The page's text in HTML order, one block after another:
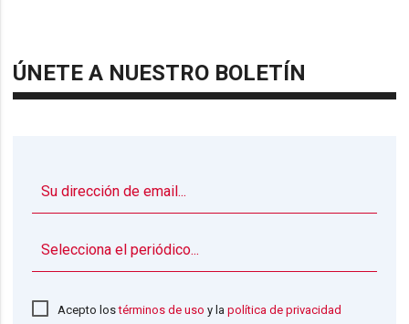
ÚNETE A NUESTRO BOLETÍN
Acepto lostérminos de uso y lapolítica de privacidad